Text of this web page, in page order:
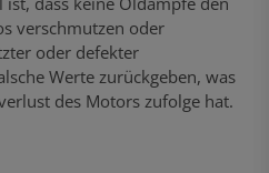
verschmutzen oder
oder defekter
Werte zurückgeben, was
des Motors zufolge hat.